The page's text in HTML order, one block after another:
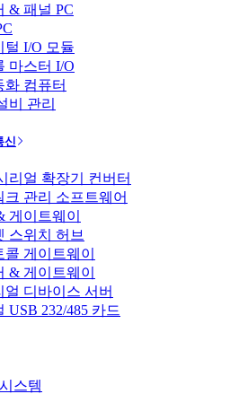
& 패널 PC
털 I/O 모듈
마스터 I/O
화 컴퓨터
비 관리
신
리얼 확장기 컨버터
관리 소프트웨어
게이트웨이
스위치 허브
게이트웨이
& 게이트웨이
디바이스 서버
USB 232/485 카드
스템